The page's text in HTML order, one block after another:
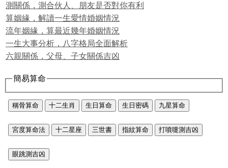
測關係，測合伙人、朋友是否對你有利
算姻緣，解讀一生愛情婚姻情況
流年姻緣，算最近幾年婚姻情況
一生大事分析，八字格局全面解析
六親關係，父母、子女關係吉凶
簡易算命
稱骨算命 十二生肖 生日算命 生日密碼 九星算命
宮度算命法 十二星座 三世書 指紋算命 打噴嚏測吉凶
眼跳測吉凶